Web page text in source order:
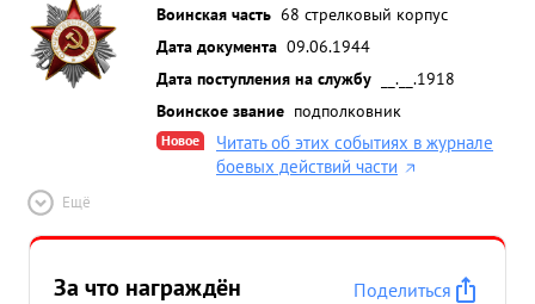
Воинская часть 68 стрелковый корпус
Дата документа 09.06.1944
Дата поступления на службу
__.__.1918
Воинское звание подполковник
Новое
Читать об этих событиях в журнале
боевых действий части
Ещё
За что награждён
Поделиться